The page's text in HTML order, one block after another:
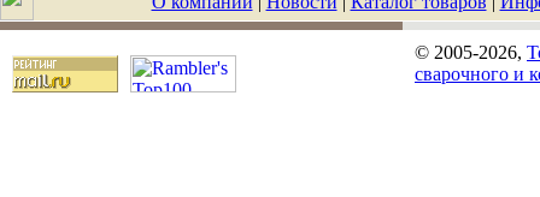
© 2005-2026,
сварочного и